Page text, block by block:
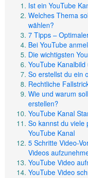
Ist ein YouTube
Welches Thema
wählen?
7 Tipps –
Bei YouTube
Die wichtigsten
YouTube
So erstellst du ein
Rechtliche
Wie und warum
erstellen?
YouTube Kanal
So kannst du viele
YouTube Kanal
5 Schritte Video-
Videos
YouTube Video
YouTube Video